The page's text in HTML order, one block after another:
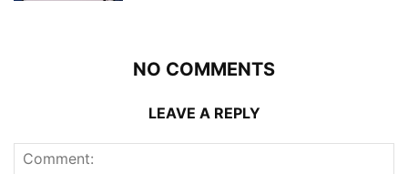
NO COMMENTS
LEAVE A REPLY